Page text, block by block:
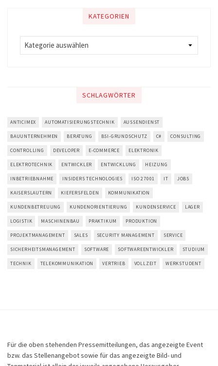
KATEGORIEN
SCHLAGWÖRTER
ANTICIMEX AUTOMATISIERUNGSTECHNIK AUSSENDIENST
BAUUNTERNEHMEN BERATUNG BSI-GRUNDSCHUTZ C# CONSULTING
CONTROLLING DEVELOPER E-COMMERCE ELEKTRONIK
ELEKTROTECHNIK ENTWICKLER ENTWICKLUNG HEIZUNG
INBETRIEBNAHME INSIDERS TECHNOLOGIES ISO 27001 IT JOBS
KAISERSLAUTERN KIEFERSFELDEN KOMMUNIKATION
KUNDENBETREUUNG KUNDENORIENTIERUNG KUNDENSERVICE LAGER
LOGISTIK MASCHINENBAU PRAKTIKUM PRODUKTION
PROJEKTMANAGEMENT SALES SECURITY MANAGEMENT SERVICE
SICHERHEITSMANAGEMENT SOFTWARE SOFTWAREENTWICKLER STUDIUM
TECHNIK TELEKOMMUNIKATION VERTRIEB VOLLZEIT WERKSTUDENT
Für die oben stehenden Pressemitteilungen, das angezeigte Event
bzw. das Stellenangebot sowie für das angezeigte Bild- und